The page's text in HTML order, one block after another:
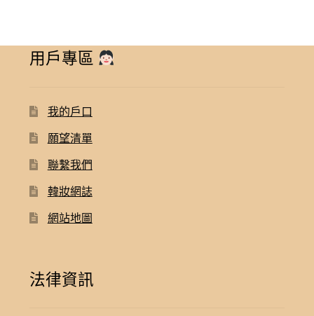
用戶專區
我的戶口
願望清單
聯繫我們
韓妝網誌
網站地圖
法律資訊